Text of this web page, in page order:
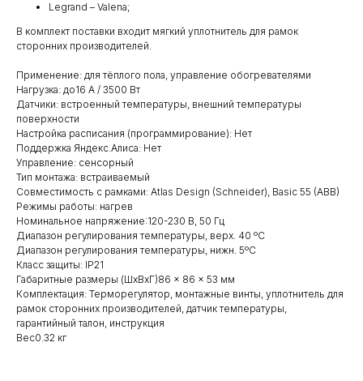
Legrand – Valena;
В комплект поставки входит мягкий уплотнитель для рамок
сторонних производителей.
Применение: для тёплого пола, управление обогревателями
Нагрузка: до16 А / 3500 Вт
Датчики: встроенный температуры, внешний температуры
поверхности
Настройка расписания (программирование): Нет
Поддержка Яндекс.Алиса: Нет
Управление: сенсорный
Тип монтажа: встраиваемый
Совместимость с рамками: Atlas Design (Schneider), Basic 55 (ABB)
Режимы работы: нагрев
Номинальное напряжение:120-230 В, 50 Гц
Диапазон регулирования температуры, верх. 40 ºС
Диапазон регулирования температуры, нижн. 5ºС
Класс защиты: IP21
Габаритные размеры (ШхВхГ)86 × 86 × 53 мм
Комплектация: Терморегулятор, монтажные винты, уплотнитель для
рамок сторонних производителей, датчик температуры,
гарантийный талон, инструкция
Вес0.32 кг